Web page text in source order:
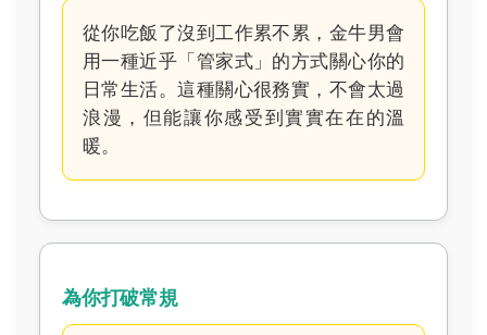
從你吃飯了沒到工作累不累，金牛男會
用一種近乎「管家式」的方式關心你的
日常生活。這種關心很務實，不會太過
浪漫，但能讓你感受到實實在在的溫
暖。
為你打破常規